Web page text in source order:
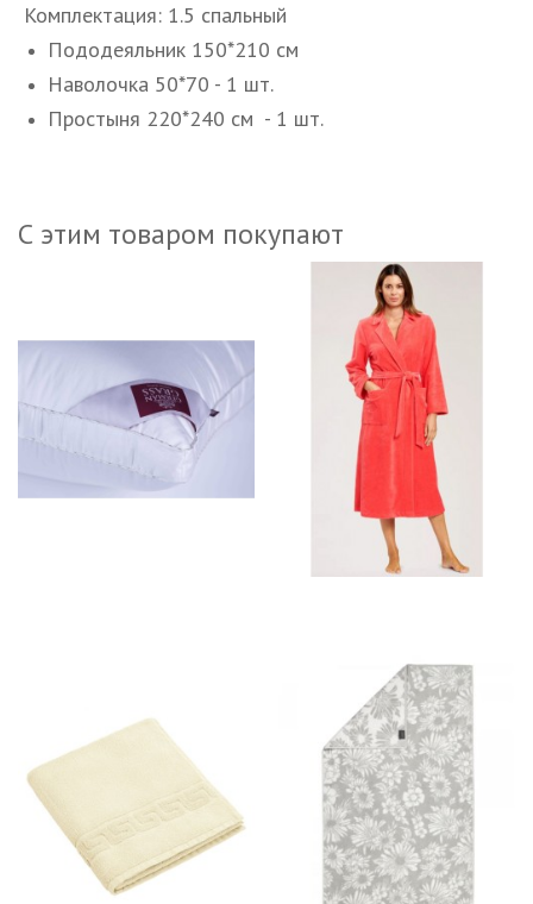
Комплектация: 1.5 спальный
Пододеяльник 150*210 см
Наволочка 50*70 - 1 шт.
Простыня 220*240 см - 1 шт.
С этим товаром покупают